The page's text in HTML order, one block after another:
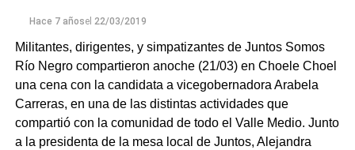
Hace 7 añosel 22/03/2019
Militantes, dirigentes, y simpatizantes de Juntos Somos
Río Negro compartieron anoche (21/03) en Choele Choel
una cena con la candidata a vicegobernadora Arabela
Carreras, en una de las distintas actividades que
compartió con la comunidad de todo el Valle Medio. Junto
a la presidenta de la mesa local de Juntos, Alejandra